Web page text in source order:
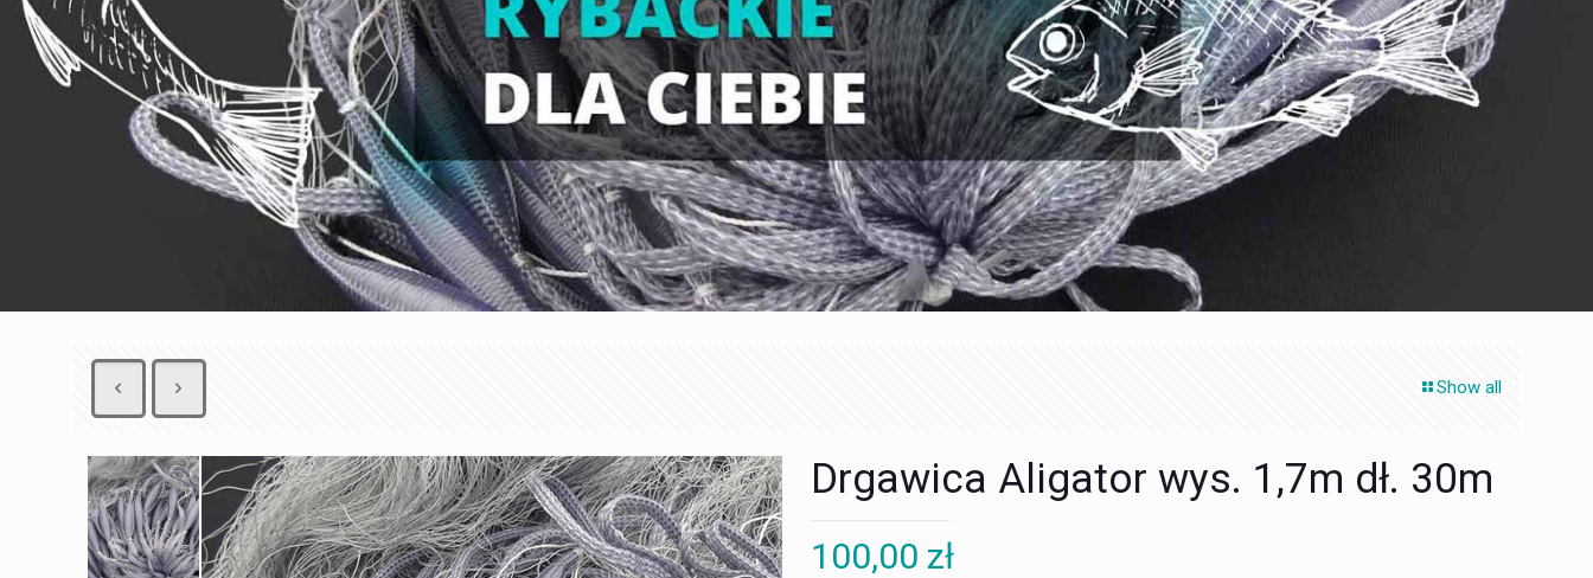
Show all
Drgawica Aligator wys. 1,7m dł. 30m
100,00 zł